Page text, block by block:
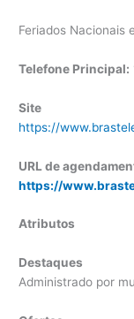
Feriados Nacionais
Telefone Principal:
Site
https://
URL de
https://
Atributos
Destaques
Administrado por